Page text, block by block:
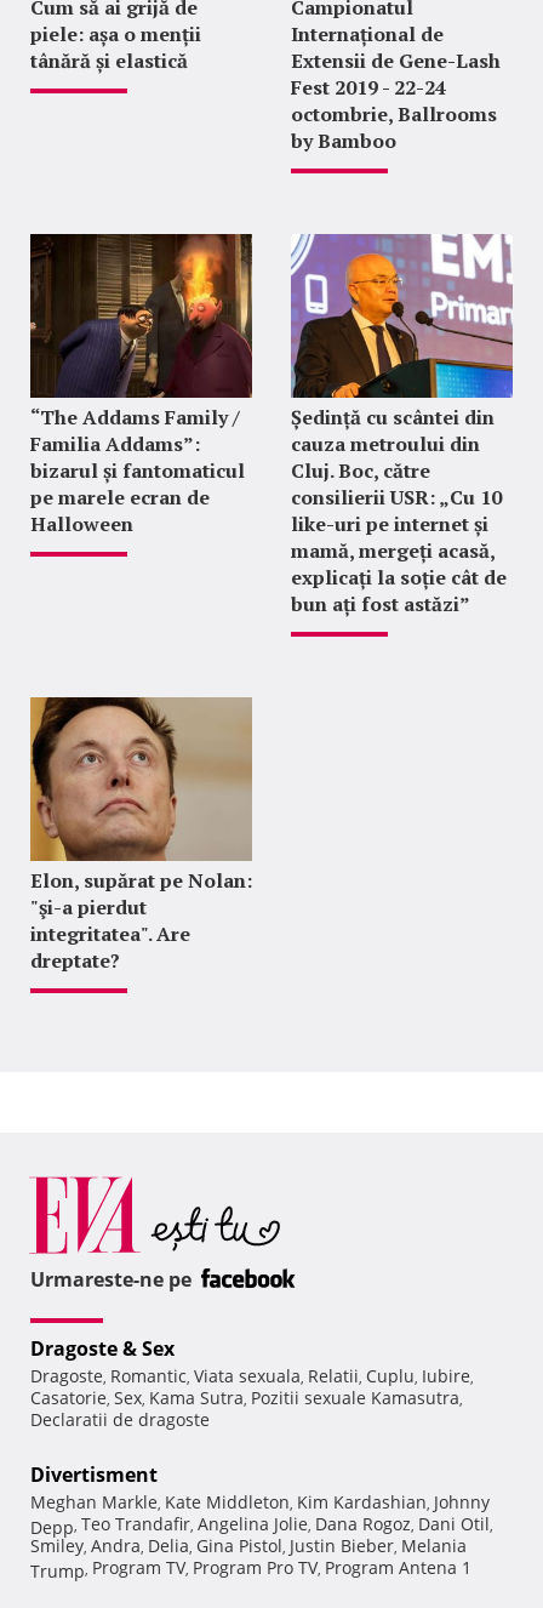
Cum să ai grijă de
piele: așa o menții
tânără și elastică
Campionatul
Internațional de
Extensii de Gene-Lash
Fest 2019 - 22-24
octombrie, Ballrooms
by Bamboo
“The Addams Family /
Familia Addams”:
bizarul și fantomaticul
pe marele ecran de
Halloween
Ședință cu scântei din
cauza metroului din
Cluj. Boc, către
consilierii USR: „Cu 10
like-uri pe internet și
mamă, mergeți acasă,
explicați la soție cât de
bun ați fost astăzi”
Elon, supărat pe Nolan:
"şi-a pierdut
integritatea". Are
dreptate?
Urmareste-ne pe
Dragoste & Sex
Dragoste, Romantic, Viata sexuala, Relatii, Cuplu, Iubire,
Casatorie, Sex, Kama Sutra, Pozitii sexuale Kamasutra,
Declaratii de dragoste
Divertisment
Meghan Markle, Kate Middleton, Kim Kardashian, Johnny
Depp, Teo Trandafir, Angelina Jolie, Dana Rogoz, Dani Otil,
Smiley, Andra, Delia, Gina Pistol, Justin Bieber, Melania
Trump, Program TV, Program Pro TV, Program Antena 1